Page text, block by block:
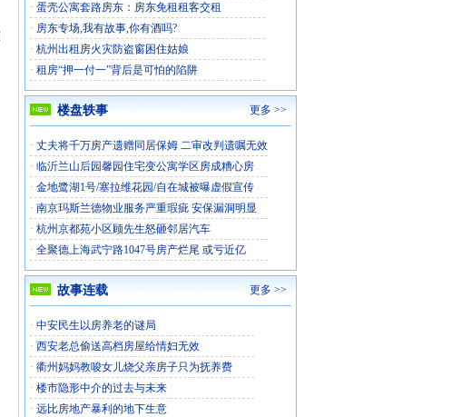
· 蛋壳公寓套路房东：房东免租租客交租
· 房东专场,我有故事,你有酒吗?
· 杭州出租房火灾防盗窗困住姑娘
· 租房“押一付一”背后是可怕的陷阱
楼盘轶事 更多 >>
· 丈夫将千万房产遗赠同居保姆 二审改判遗嘱无效
· 临沂兰山后园馨园住宅变公寓学区房成糟心房
· 金地鹭湖1号/塞拉维花园/自在城被曝虚假宣传
· 南京玛斯兰德物业服务严重瑕疵 安保漏洞明显
· 杭州京都苑小区顾先生怒砸邻居汽车
· 全聚德上海武宁路1047号房产烂尾 或亏近亿
故事连载 更多 >>
· 中安民生以房养老的谜局
· 西安老总偷送高档房屋给情妇无效
· 衢州妈妈教唆女儿烧父亲房子只为抚养费
· 楼市隐形中介的过去与未来
· 远比房地产暴利的地下生意